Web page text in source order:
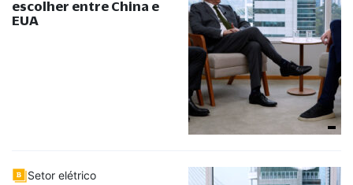
escolher entre China e
EUA
Setor elétrico